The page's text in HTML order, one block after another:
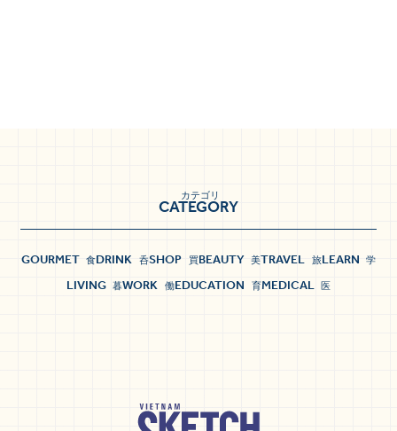
CATEGORY
カテゴリ
GOURMET 食DRINK 呑SHOP 買BEAUTY 美TRAVEL 旅LEARN 学
LIVING 暮WORK 働EDUCATION 育MEDICAL 医